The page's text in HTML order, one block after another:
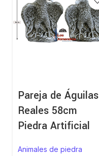
Pareja de Águilas
Reales 58cm
Piedra Artificial
Animales de piedra